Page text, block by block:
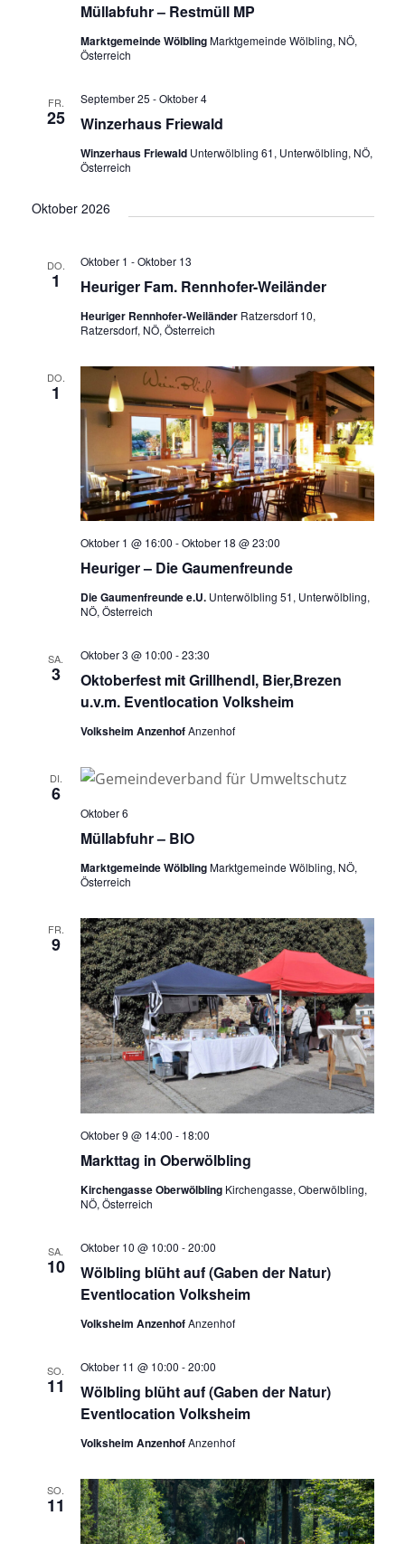
Müllabfuhr – Restmüll MP
Marktgemeinde WölblingMarktgemeinde Wölbling, NÖ,
Österreich
FR.
25 Winzerhaus Friewald
September 25 -Oktober 4
Winzerhaus Friewald Unterwölbling 61, Unterwölbling, NÖ,
Österreich
Oktober 2026
DO.
1 Heuriger Fam. Rennhofer-Weiländer
Oktober 1 -Oktober 13
Heuriger Rennhofer-Weiländer Ratzersdorf 10,
Ratzersdorf, NÖ, Österreich
DO.
1
Heuriger – Die Gaumenfreunde
Oktober 1 @ 16:00 -Oktober 18 @ 23:00
Die Gaumenfreunde e.U. Unterwölbling 51, Unterwölbling,
NÖ, Österreich
SA.
3
Oktoberfest mit Grillhendl, Bier,Brezen
u.v.m. Eventlocation Volksheim
Oktober 3 @ 10:00 -23:30
Volksheim AnzenhofAnzenhof
DI.
6
Müllabfuhr – BIO
Oktober 6
Marktgemeinde WölblingMarktgemeinde Wölbling, NÖ,
Österreich
FR.
9
Markttag in Oberwölbling
Oktober 9 @ 14:00 - 18:00
Kirchengasse Oberwölbling Kirchengasse, Oberwölbling,
NÖ, Österreich
SA.
10
Wölbling blüht auf (Gaben der Natur)
Eventlocation Volksheim
Oktober 10 @ 10:00 -20:00
Volksheim AnzenhofAnzenhof
SO.
11
Wölbling blüht auf (Gaben der Natur)
Eventlocation Volksheim
Oktober 11 @ 10:00 -20:00
Volksheim AnzenhofAnzenhof
SO.
11